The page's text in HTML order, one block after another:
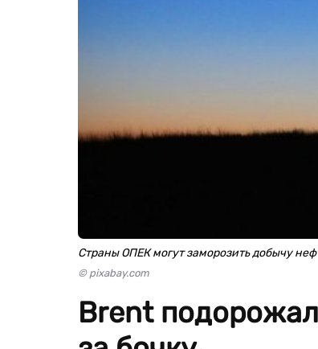
Страны ОПЕК могут заморозить добычу
© pixabay.com
Brent